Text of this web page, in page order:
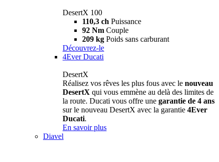
DesertX 100
110,3 ch Puissance
92 Nm Couple
209 kg Poids sans carburant
Découvrez-le
4Ever Ducati
DesertX
Réalisez vos rêves les plus fous avec le nouveau
DesertX qui vous emmène au delà des limites de
la route. Ducati vous offre une garantie de 4 ans
sur le nouveau DesertX avec la garantie 4Ever
Ducati.
En savoir plus
Diavel